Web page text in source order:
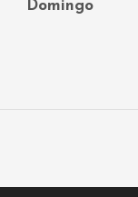
Domingo